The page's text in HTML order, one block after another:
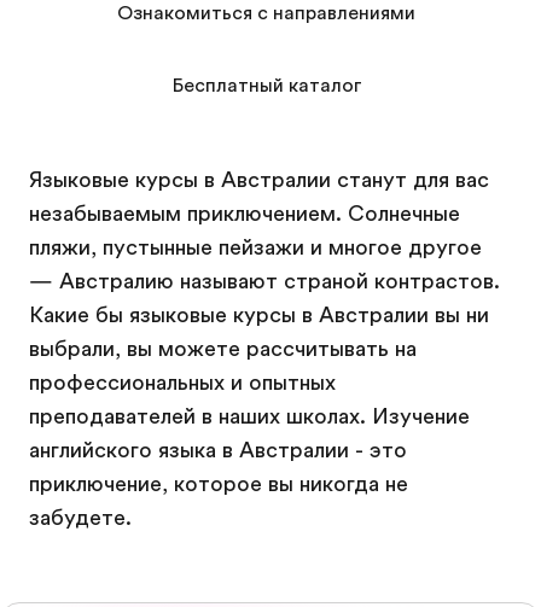
Языковые курсы в Австралии станут для вас
незабываемым приключением. Солнечные
пляжи, пустынные пейзажи и многое другое
— Австралию называют страной контрастов.
Какие бы языковые курсы в Австралии вы ни
выбрали, вы можете рассчитывать на
профессиональных и опытных
преподавателей в наших школах. Изучение
английского языка в Австралии - это
приключение, которое вы никогда не
забудете.
Ознакомиться с направлениями
Бесплатный каталог